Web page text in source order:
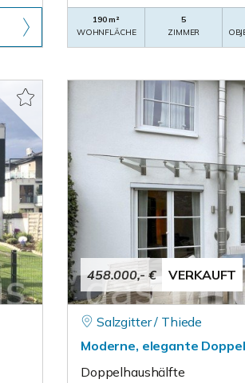
190 m²
WOHNFLÄCHE
5
ZIMMER
458.000,- € VERKAUFT
Salzgitter / Thiede
Moderne, elegante
Doppelhaushälfte